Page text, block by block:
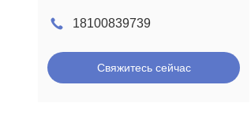
18100839739
Свяжитесь сейчас